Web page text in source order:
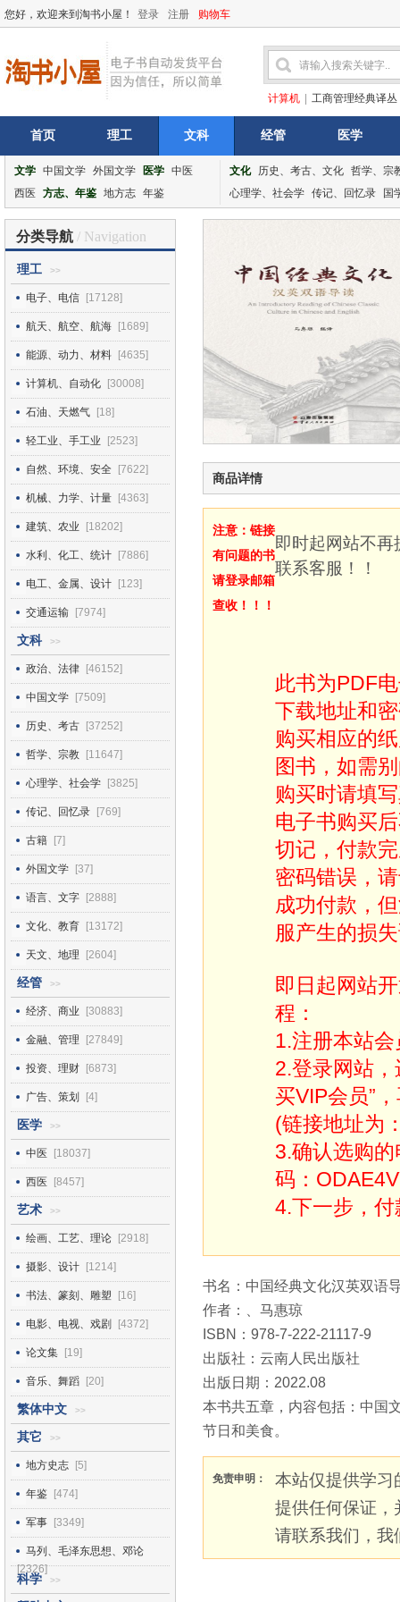
您好，欢迎来到淘书小屋！ 登录 注册 购物车
计算机 工商管理经典译丛
首页 理工 文科 经管 医学
文学 中国文学 外国文学 医学 中医
西医
方志、年鉴 地方志 年鉴
文化 历史、考古、文化 哲学、宗
心理学、社会学 传记、回忆录 国
分类导航 / Navigation
理工 >>
电子、电信 [17128]
航天、航空、航海 [1689]
能源、动力、材料 [4635]
计算机、自动化 [30008]
石油、天燃气 [18]
轻工业、手工业 [2523]
自然、环境、安全 [7622]
机械、力学、计量 [4363]
建筑、农业 [18202]
水利、化工、统计 [7886]
电工、金属、设计 [123]
交通运输 [7974]
文科 >>
政治、法律 [46152]
中国文学 [7509]
历史、考古 [37252]
哲学、宗教 [11647]
心理学、社会学 [3825]
传记、回忆录 [769]
古籍 [7]
外国文学 [37]
语言、文字 [2888]
文化、教育 [13172]
天文、地理 [2604]
经管 >>
经济、商业 [30883]
金融、管理 [27849]
投资、理财 [6873]
广告、策划 [4]
医学 >>
中医 [18037]
西医 [8457]
艺术 >>
绘画、工艺、理论 [2918]
摄影、设计 [1214]
书法、篆刻、雕塑 [16]
电影、电视、戏剧 [4372]
论文集 [19]
音乐、舞蹈 [20]
繁体中文 >>
其它 >>
地方史志 [5]
年鉴 [474]
军事 [3349]
马列、毛泽东思想、邓论
[2326]
科学 >>
商品详情
注意：链接
有问题的书
请登录邮箱
查收！！！
即时起网站不
联系客服！！
此书为PDF
下载地址和
购买相应的
图书，如需
购买时请填
电子书购买
切记，付款
密码错误，
成功付款，
服产生的损
即日起网站
程：
1.注册本站会
2.登录网站，
买VIP会员”
(链接地址为
3.确认选购
码：
4.下一步，
书名：中国经典文化汉英双语
作者：、马惠琼
ISBN：978-7-222-21117-9
出版社：云南人民出版社
出版日期：2022.08
本书共五章，内容包括：中国
节日和美食。
免责申明：
本站仅提供学习
提供任何保证，
请联系我们，我